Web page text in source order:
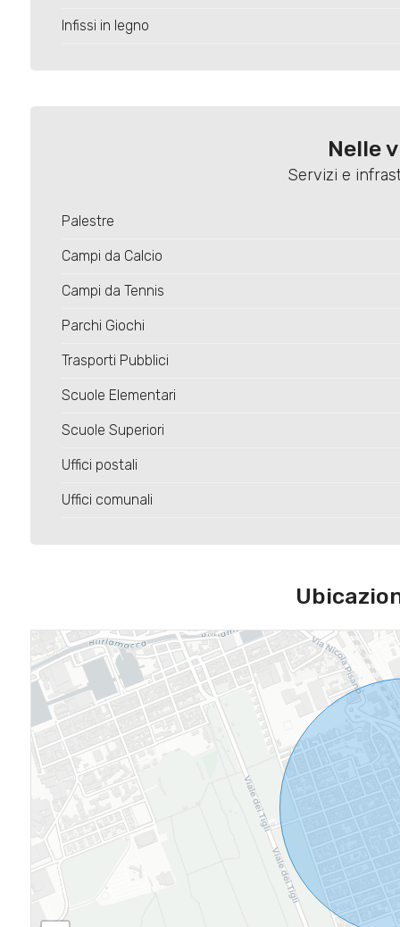
Infissi in legno
Nelle
Servizi e
Palestre
Campi da Calcio
Campi da Tennis
Parchi Giochi
Trasporti Pubblici
Scuole Elementari
Scuole Superiori
Uffici postali
Uffici comunali